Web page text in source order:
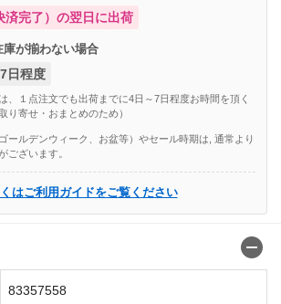
済完了）の翌日に出荷
が揃わない場合
日程度
、１点注文でも出荷までに4日～7日程度お時間を頂く
り寄せ・おまとめのため）
ールデンウィーク、お盆等）やセール時期は, 通常より
ございます。
はご利用ガイドをご覧ください
83357558